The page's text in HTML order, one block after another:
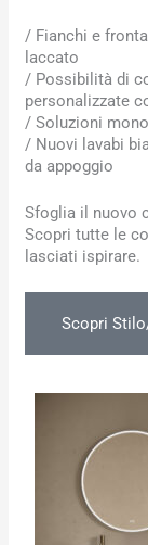
/ Fianchi e
laccato
/ Possibilità di
personalizzate
/ Soluzioni
/ Nuovi lavabi
da appoggio
Sfoglia il nuovo
Scopri tutte le
lasciati ispirare.
Scopri